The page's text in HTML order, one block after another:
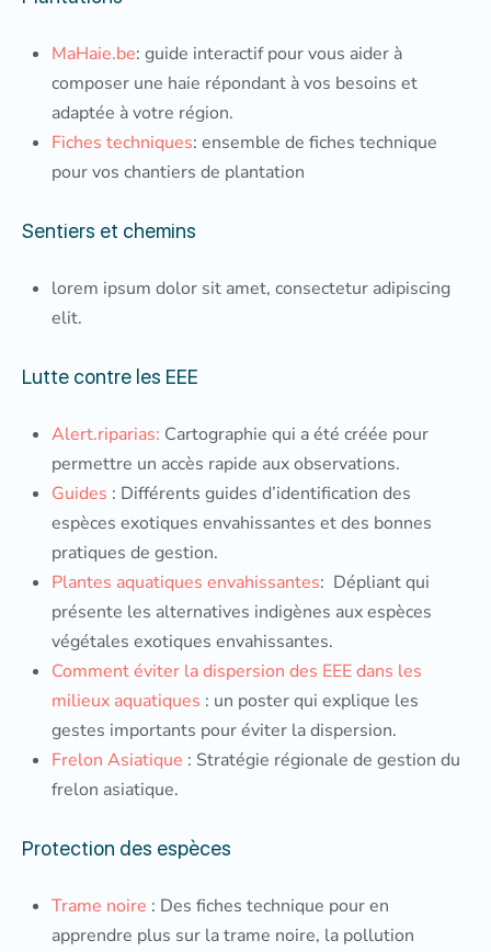
MaHaie.be: guide interactif pour vous aider à
composer une haie répondant à vos besoins et
adaptée à votre région.
Fiches techniques: ensemble de fiches technique
pour vos chantiers de plantation
Sentiers et chemins
lorem ipsum dolor sit amet, consectetur adipiscing
elit.
Lutte contre les EEE
Alert.riparias: Cartographie qui a été créée pour
permettre un accès rapide aux observations.
Guides : Différents guides d’identification des
espèces exotiques envahissantes et des bonnes
pratiques de gestion.
Plantes aquatiques envahissantes: Dépliant qui
présente les alternatives indigènes aux espèces
végétales exotiques envahissantes.
Comment éviter la dispersion des EEE dans les
milieux aquatiques : un poster qui explique les
gestes importants pour éviter la dispersion.
Frelon Asiatique : Stratégie régionale de gestion du
frelon asiatique.
Protection des espèces
Trame noire : Des fiches technique pour en
apprendre plus sur la trame noire, la pollution